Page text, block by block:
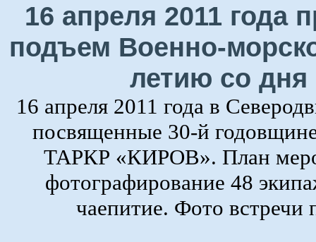
16 апреля 2011 года
подъем Военно-
летию со дня
16 апреля 2011 года в
посвященные 30-й
ТАРКР «КИРОВ». План
фотографирование 48
чаепитие. Фото